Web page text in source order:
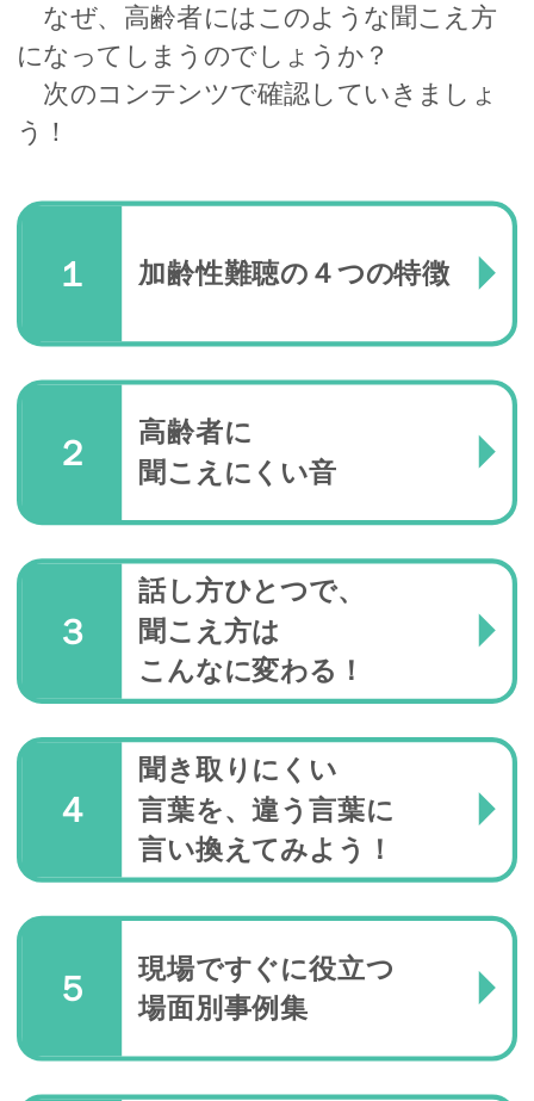
なぜ、高齢者にはこのような聞こえ方
になってしまうのでしょうか？
次のコンテンツで確認していきましょ
う！
１ 加齢性難聴の４つの特徴
２
高齢者に
聞こえにくい音
３
話し方ひとつで、
聞こえ方は
こんなに変わる！
４
聞き取りにくい
言葉を、違う言葉に
言い換えてみよう！
５
現場ですぐに役立つ
場面別事例集